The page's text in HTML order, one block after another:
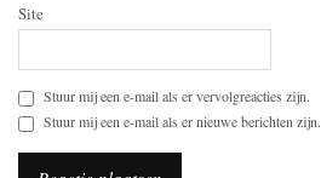
Site
Stuur mij een e-mail als er vervolgreacties zijn.
Stuur mij een e-mail als er nieuwe berichten zijn.